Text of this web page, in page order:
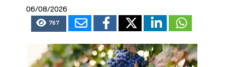
06/08/2026
767